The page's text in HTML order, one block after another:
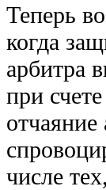
Теперь
когда
арбитра
при
числе